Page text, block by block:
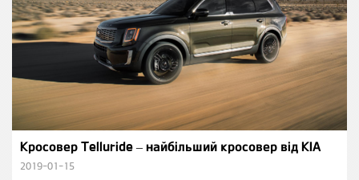
Кросовер Telluride – найбільший кросовер від КІА
2019-01-15